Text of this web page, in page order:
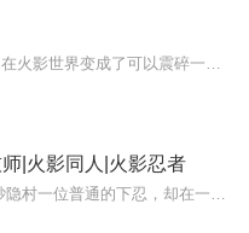
|火影同人|火影忍者